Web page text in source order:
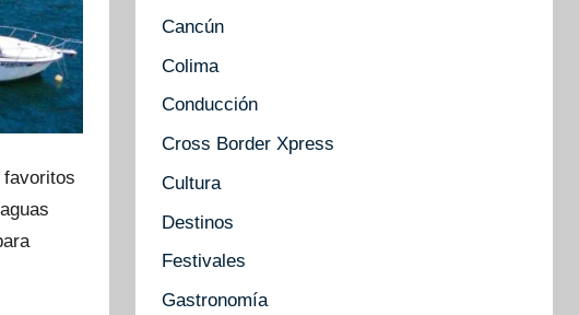
favoritos
Cancún
Colima
Conducción
Cross Border Xpress
Cultura
Destinos
Festivales
Gastronomía